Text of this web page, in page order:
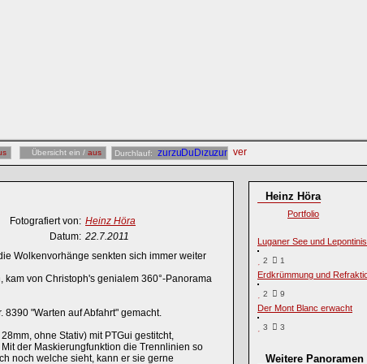
Übersicht ein / aus Durchlauf:
Fotografiert von: Heinz Höra
Datum: 22.7.2011
Wolkenvorhänge senkten sich immer weiter
von Christoph's genialem 360°-Panorama
"Warten auf Abfahrt" gemacht.
ohne Stativ) mit PTGui gestitcht,
der Maskierungfunktion die Trennlinien so
noch welche sieht, kann er sie gerne
Heinz Höra
Portfolio
Luganer See und
2 1
Erdkrümmung und
2 9
Der Mont Blanc erwacht
3 3
Weitere Panoramen